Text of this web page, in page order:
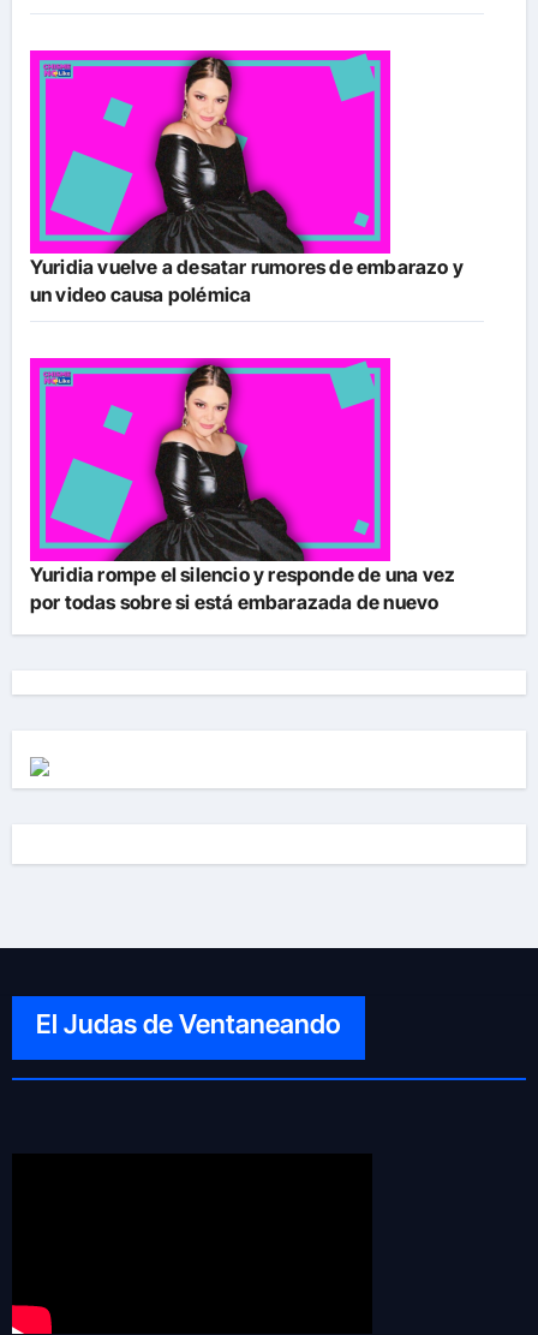
Yuridia vuelve a desatar rumores de embarazo y
un video causa polémica
Yuridia rompe el silencio y responde de una vez
por todas sobre si está embarazada de nuevo
El Judas de Ventaneando